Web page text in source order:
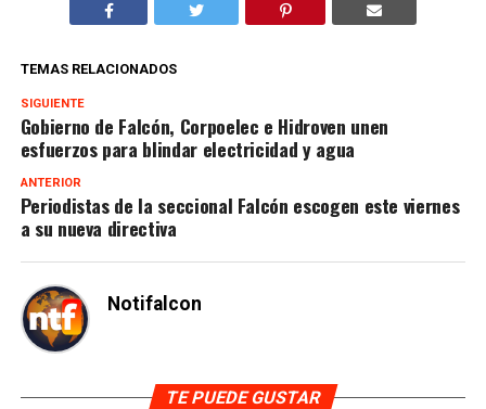
TEMAS RELACIONADOS
SIGUIENTE
Gobierno de Falcón, Corpoelec e Hidroven unen
esfuerzos para blindar electricidad y agua
ANTERIOR
Periodistas de la seccional Falcón escogen este viernes
a su nueva directiva
Notifalcon
TE PUEDE GUSTAR